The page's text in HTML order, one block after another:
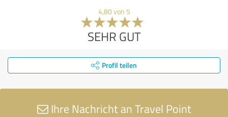
4,80 von 5
SEHR GUT
Profil teilen
Ihre Nachricht an Travel Point